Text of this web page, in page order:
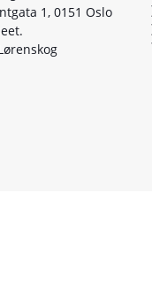
1, 0151 Oslo